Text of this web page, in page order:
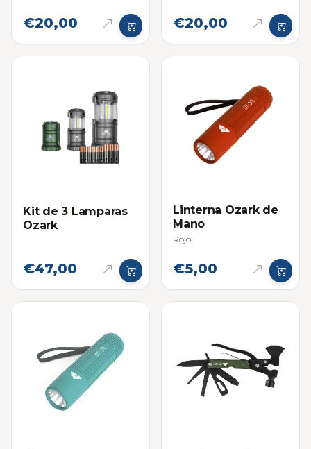
€20,00 €20,00
Kit de 3 Lamparas
Ozark
€47,00
Linterna Ozark de
Mano
Rojo
€5,00